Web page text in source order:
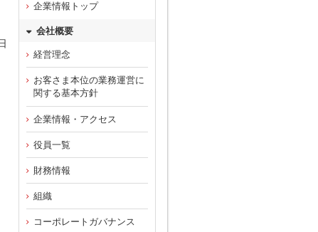
企業情報トップ
会社概要
経営理念
お客さま本位の業務運営に
関する基本方針
企業情報・アクセス
役員一覧
財務情報
組織
コーポレートガバナンス